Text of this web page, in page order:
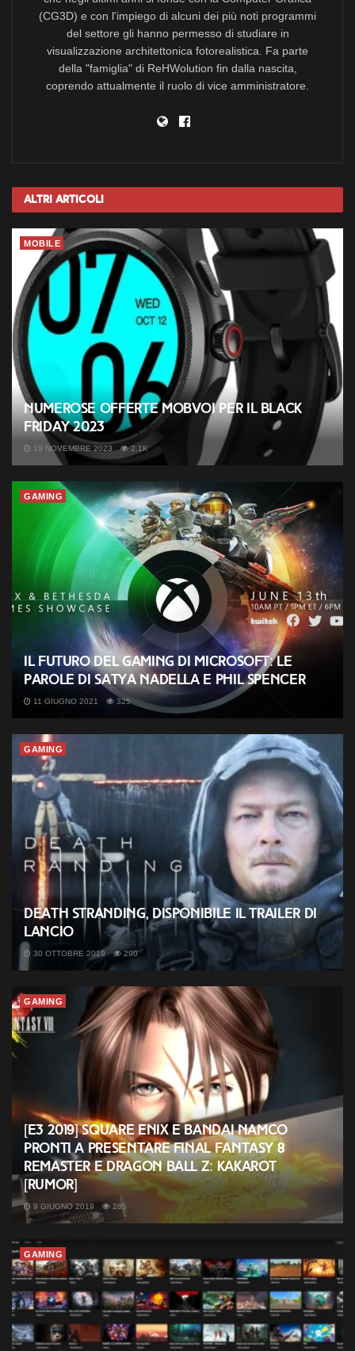
(CG3D) e con l'impiego di alcuni dei più noti programmi
del settore gli hanno permesso di studiare in
visualizzazione architettonica fotorealistica. Fa parte
della "famiglia" di ReHWolution fin dalla nascita,
coprendo attualmente il ruolo di vice amministratore.
Altri Articoli
MOBILE
Numerose offerte Mobvoi per il Black
Friday 2023
19 NOVEMBRE 2023 2.1K
GAMING
Il futuro del Gaming di Microsoft: le
parole di Satya Nadella e Phil Spencer
11 GIUGNO 2021 325
GAMING
Death Stranding, disponibile il trailer di
lancio
30 OTTOBRE 2019 290
GAMING
[E3 2019] Square Enix e Bandai Namco
pronti a presentare Final Fantasy 8
Remaster e Dragon Ball Z: Kakarot
[rumor]
9 GIUGNO 2019 285
GAMING